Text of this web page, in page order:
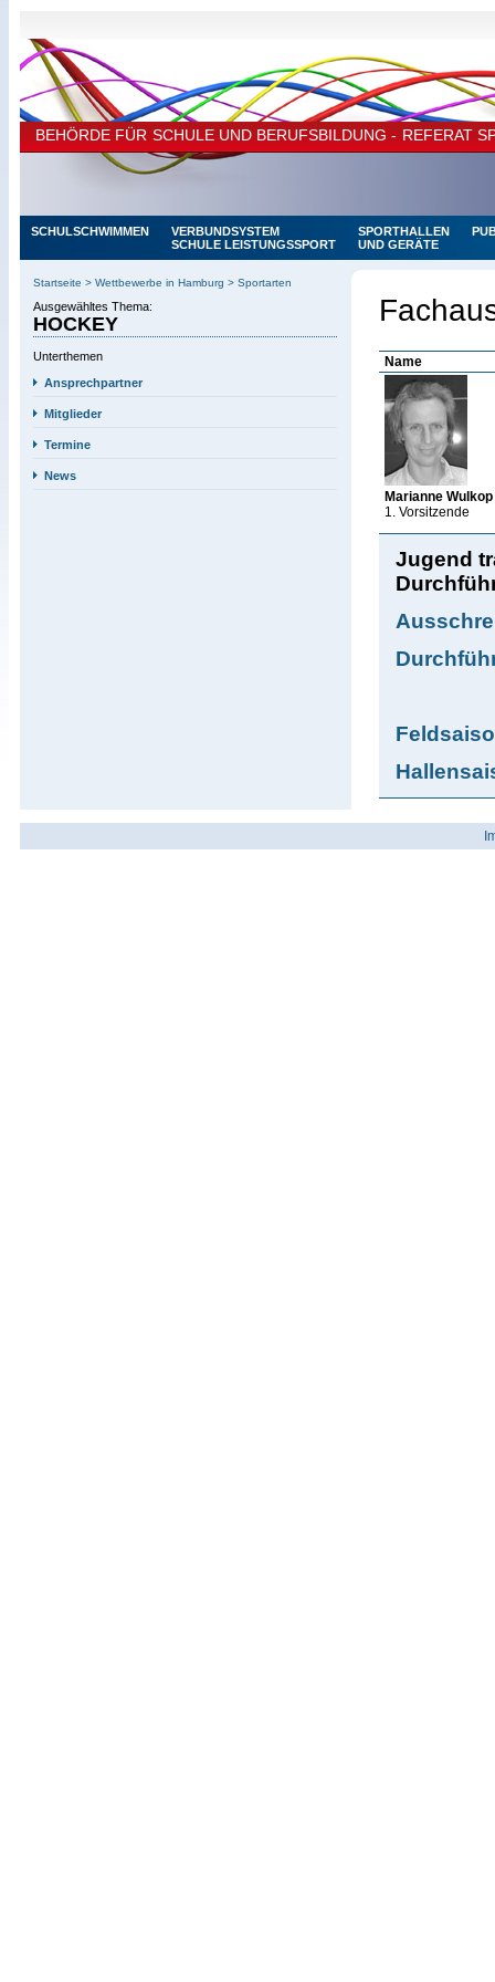
BEHÖRDE FÜR SCHULE UND BERUFSBILDUNG - REFERAT
SCHULSCHWIMMEN
VERBUNDSYSTEM
SCHULE LEISTUNGSSPORT
SPORTHALLEN
UND GERÄTE
SCHWERPUNKT
Startseite > Wettbewerbe in Hamburg > Sportarten
Ausgewähltes Thema:
HOCKEY
Unterthemen
Ansprechpartner
Mitglieder
Termine
News
Name
Marianne Wulkop
1. Vorsitzende
Jugend